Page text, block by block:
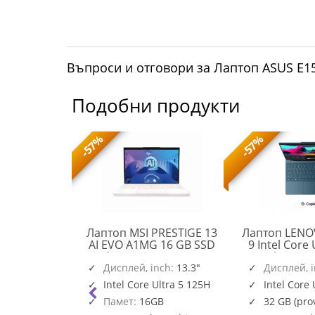
Въпроси и отговори за Лаптоп ASUS
Подобни продукти
83KT001ABM
-57%
Лаптоп MSI PRESTIGE 13
AI EVO A1MG 16 GB SSD
Windows 11 Home 512 GB
512 GBPRESTIGE
13
AI
Дисплей, inch: 13.3"
Intel Core Ultra 5 125H
Памет: 16GB
-57%
Лаптоп
9 Intel Core
14inch
120Hz Touch
1TB PCIe
Teal 32 GB
Pro
Дисплей,
Intel Core
32 GB